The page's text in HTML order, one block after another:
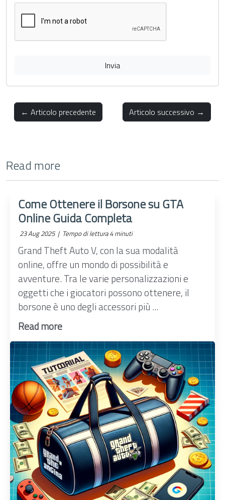
Invia
← Articolo precedente Articolo successivo →
Read more
Come Ottenere il Borsone su GTA
Online Guida Completa
23 Aug 2025 | Tempo di lettura 4 minuti
Grand Theft Auto V, con la sua modalità
online, offre un mondo di possibilità e
avventure. Tra le varie personalizzazioni e
oggetti che i giocatori possono ottenere, il
borsone è uno degli accessori più ...
Read more